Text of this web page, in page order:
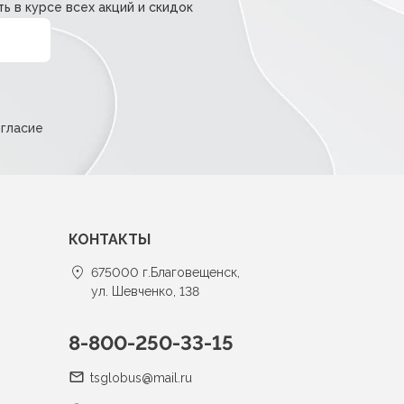
в курсе всех акций и скидок
КОНТАКТЫ
675000 г.Благовещенск,
ул. Шевченко, 138
8-800-250-33-15
tsglobus@mail.ru